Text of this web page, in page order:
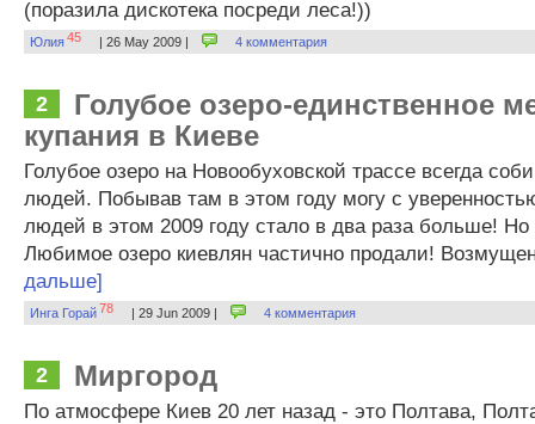
(поразила дискотека посреди леса!))
Юлия45 | 26 May 2009 | 4 комментария
2
Голубое озеро-единственное
купания в Киеве
Голубое озеро на Новообуховской трассе всегда
людей. Побывав там в этом году могу с
людей в этом 2009 году стало в два раза больше! Но
Любимое озеро киевлян частично продали!
дальше]
Инга Горай78 | 29 Jun 2009 | 4 комментария
2 Миргород
По атмосфере Киев 20 лет назад - это Полтава,